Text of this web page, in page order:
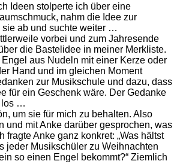
Ideen stolperte ich über eine
nahm die Idee zur
sie ab und suchte weiter …
vorbei und zum Jahresende
die Bastelidee in meiner Merkliste.
aus Nudeln mit einer Kerze oder
Hand und im gleichen Moment
zur Musikschule und dazu, dass
für ein Geschenk wäre. Der Gedanke
los …
um sie für mich zu behalten. Also
und mit Anke darüber gesprochen, was
fragte Anke ganz konkret: „Was hältst
jeder Musikschüler zu Weihnachten
so einen Engel bekommt?“ Ziemlich